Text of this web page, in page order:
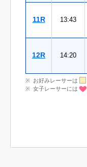
11R 13:43
12R 14:20
お好みレーサーは
女子レーサーには